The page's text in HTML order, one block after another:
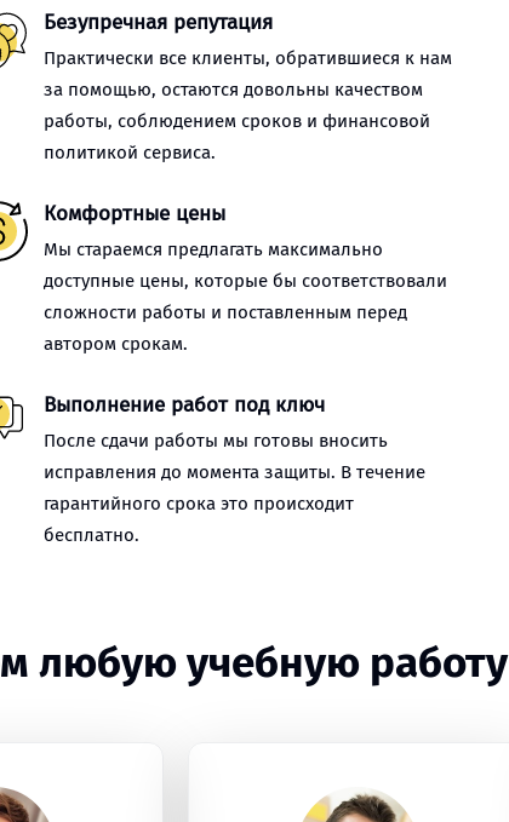
Безупречная репутация
Практически все клиенты, обратившиеся к нам
за помощью, остаются довольны качеством
работы, соблюдением сроков и финансовой
политикой сервиса.
Комфортные цены
Мы стараемся предлагать максимально
доступные цены, которые бы соответствовали
сложности работы и поставленным перед
автором срокам.
Выполнение работ под ключ
После сдачи работы мы готовы вносить
исправления до момента защиты. В течение
гарантийного срока это происходит
бесплатно.
любую учебную работу